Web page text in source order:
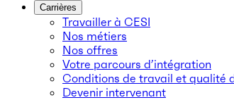
Carrières
Travailler à CESI
Nos métiers
Nos offres
Votre parcours d’intégration
Conditions de travail et qualité
Devenir intervenant